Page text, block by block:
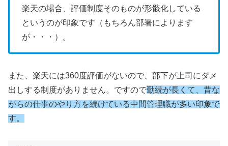
楽天の場合、評価制度そのものが形骸化している
というのが印象です（もちろん部署によります
が・・・）。
また、楽天には360度評価がないので、部下が上司にダメ
出しする制度がありません。ですので勤続が長くて、昔な
がらの仕事のやり方を続けている中間管理職が多い印象で
す。